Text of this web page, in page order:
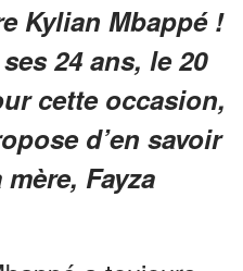
Kylian Mbappé !
24 ans, le 20
cette occasion,
d’en savoir
Fayza